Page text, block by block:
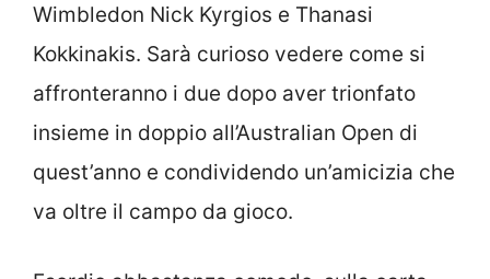
Wimbledon Nick Kyrgios e Thanasi
Kokkinakis. Sarà curioso vedere come si
affronteranno i due dopo aver trionfato
insieme in doppio all’Australian Open di
quest’anno e condividendo un’amicizia che
va oltre il campo da gioco.